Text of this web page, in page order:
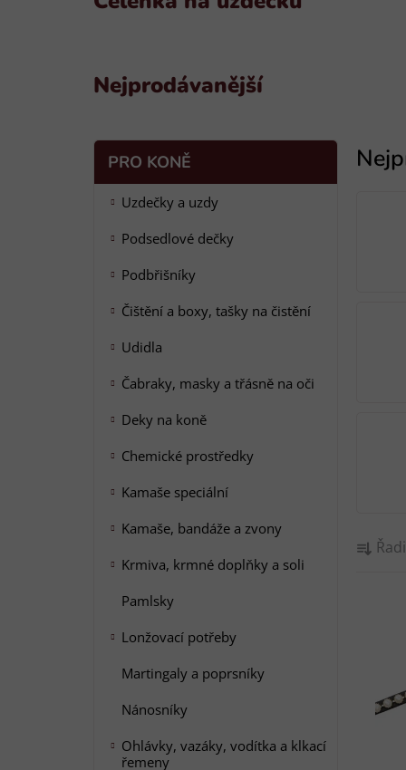
Nejprodávanější
P
K
t
PRO KONĚ
Uzdečky a uzdy
Podsedlové dečky
Podbřišníky
Čištění a boxy, tašky na čistění
Udidla
Čabraky, masky a třásně na oči
Deky na koně
Chemické prostředky
Kamaše speciální
Kamaše, bandáže a zvony
Krmiva, krmné doplňky a soli
Pamlsky
Lonžovací potřeby
Martingaly a poprsníky
Nánosníky
Ohlávky, vazáky, vodítka a klkací
řemeny
a